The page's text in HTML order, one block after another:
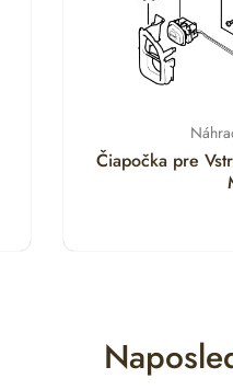
Čiapočka pre